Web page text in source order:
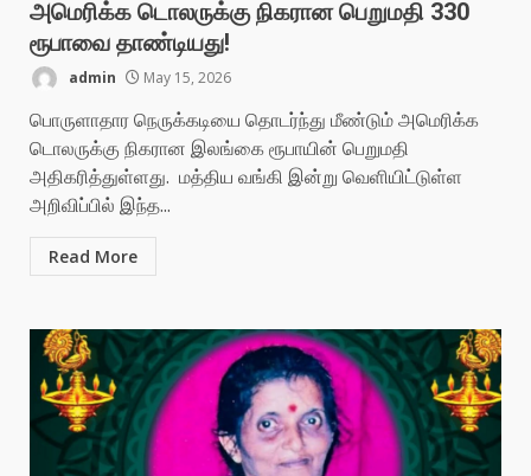
அமெரிக்க டொலருக்கு நிகரான பெறுமதி 330
ரூபாவை தாண்டியது!
admin May 15, 2026
பொருளாதார நெருக்கடியை தொடர்ந்து மீண்டும் அமெரிக்க
டொலருக்கு நிகரான இலங்கை ரூபாயின் பெறுமதி
அதிகரித்துள்ளது. மத்திய வங்கி இன்று வெளியிட்டுள்ள
அறிவிப்பில் இந்த...
Read More